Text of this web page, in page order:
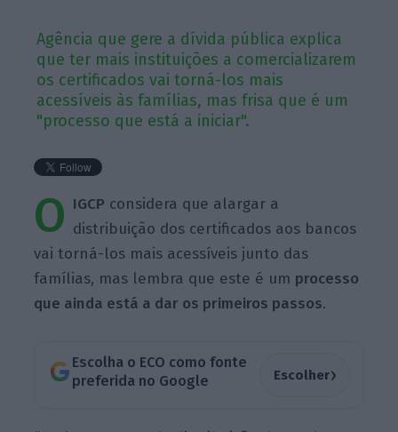
Agência que gere a dívida pública explica
que ter mais instituições a comercializarem
os certificados vai torná-los mais
acessíveis às famílias, mas frisa que é um
"processo que está a iniciar".
O IGCP considera que alargar a
distribuição dos certificados aos bancos
vai torná-los mais acessíveis junto das
famílias, mas lembra que este é um processo
que ainda está a dar os primeiros passos.
Escolha o ECO como fonte
preferida no Google
Escolher›